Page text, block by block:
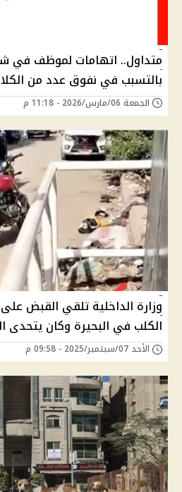
متداول.. اتهامات لموظف في
بالتسبب في نفوق عدد من
الجمعة 06/مارس/2026 - 11:18 م
وزارة الداخلية تلقي القبض
الكلب في البحيرة وكان يتحدى
الأحد 07/سبتمبر/2025 - 09:58 م